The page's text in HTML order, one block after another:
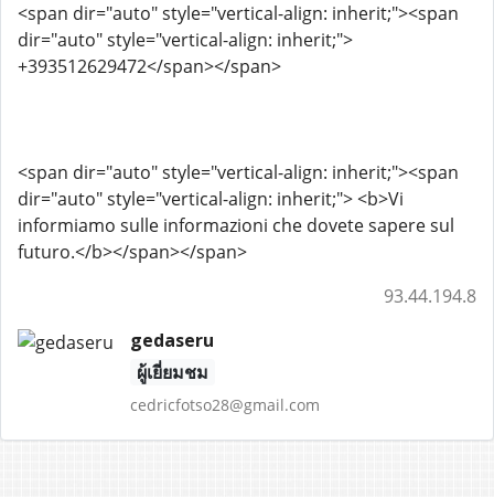
<span dir="auto" style="vertical-align: inherit;"><span
dir="auto" style="vertical-align: inherit;">
+393512629472</span></span>
<span dir="auto" style="vertical-align: inherit;"><span
dir="auto" style="vertical-align: inherit;"> <b>Vi
informiamo sulle informazioni che dovete sapere sul
futuro.</b></span></span>
93.44.194.8
gedaseru
ผู้เยี่ยมชม
cedricfotso28@gmail.com